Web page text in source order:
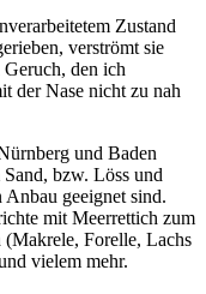
Zustand
verströmt sie
Geruch, den ich
der Nase nicht zu nah
und Baden
bzw. Löss und
geeignet sind.
mit Meerrettich zum
Forelle, Lachs
vielem mehr.